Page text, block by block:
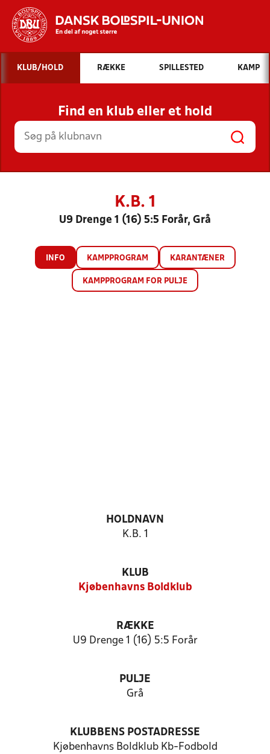
Hvad vil du søge efter?
INDHOLD OG NYHEDER
STILLINGER, RESULTATER, KLUBBER OG
HOLD
KLUB/HOLD RÆKKE SPILLESTED KAMP
Find en klub eller et hold
K.B. 1
U9 Drenge 1 (16) 5:5 Forår, Grå
INFO KAMPPROGRAM KARANTÆNER
KAMPPROGRAM FOR PULJE
HOLDNAVN
K.B. 1
KLUB
Kjøbenhavns Boldklub
RÆKKE
U9 Drenge 1 (16) 5:5 Forår
PULJE
Grå
KLUBBENS POSTADRESSE
Kjøbenhavns Boldklub Kb-Fodbold